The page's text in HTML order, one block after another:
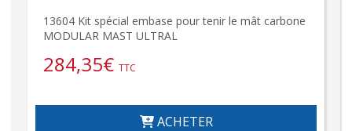
13604 Kit spécial embase pour tenir le mât carbone
MODULAR MAST ULTRAL
284,35€ TTC
ACHETER